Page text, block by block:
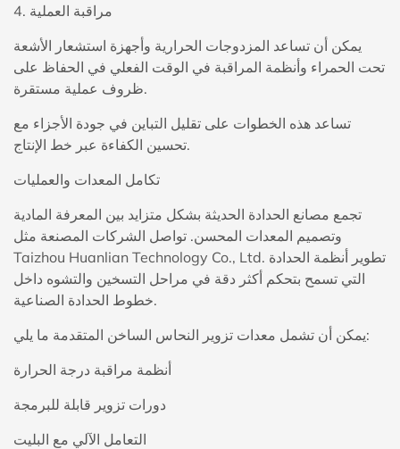
4. مراقبة العملية
يمكن أن تساعد المزدوجات الحرارية وأجهزة استشعار الأشعة
تحت الحمراء وأنظمة المراقبة في الوقت الفعلي في الحفاظ على
ظروف عملية مستقرة.
تساعد هذه الخطوات على تقليل التباين في جودة الأجزاء مع
تحسين الكفاءة عبر خط الإنتاج.
تكامل المعدات والعمليات
تجمع مصانع الحدادة الحديثة بشكل متزايد بين المعرفة المادية
وتصميم المعدات المحسن. تواصل الشركات المصنعة مثل
Taizhou Huanlian Technology Co., Ltd. تطوير أنظمة الحدادة
التي تسمح بتحكم أكثر دقة في مراحل التسخين والتشوه داخل
خطوط الحدادة الصناعية.
يمكن أن تشمل معدات تزوير النحاس الساخن المتقدمة ما يلي:
أنظمة مراقبة درجة الحرارة
دورات تزوير قابلة للبرمجة
التعامل الآلي مع البليت